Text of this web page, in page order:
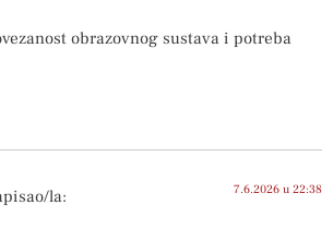
obrazovnog sustava i potreba
la: 7.6.2026 u 22:38